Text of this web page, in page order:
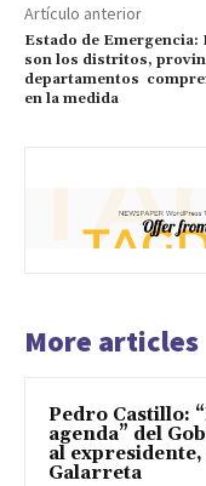
Artículo anterior
Estado de Emergencia:
son los distritos,
departamentos
en la medida
More articles
Pedro Castillo:
agenda” del
al
Galarreta